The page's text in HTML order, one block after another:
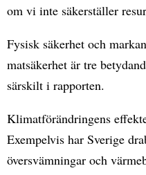
om vi inte säkerställer
Fysisk säkerhet och
matsäkerhet är tre
särskilt i rapporten.
Klimatförändringens
Exempelvis har Sverige
översvämningar och